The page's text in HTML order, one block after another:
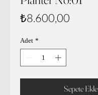
₺8.600,00
Adet *
Sepete Ekle